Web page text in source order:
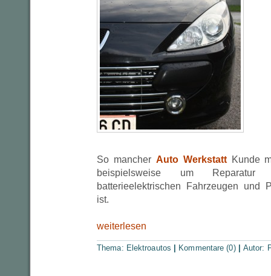
So mancher Auto WerkstattKunde
beispielsweise um
batterieelektrischen Fahrzeugen und
ist.
weiterlesen
Thema: Elektroautos Kommentare (0)| Autor: